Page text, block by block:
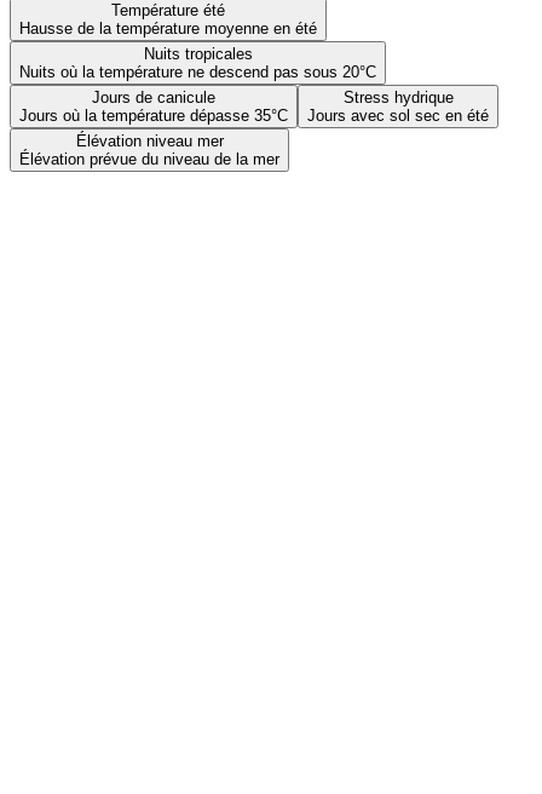
Température été
Hausse de la température moyenne en été
Nuits tropicales
Nuits où la température ne descend pas sous 20°C
Jours de canicule
Jours où la température dépasse 35°C
Stress hydrique
Jours avec sol sec en été
Élévation niveau mer
Élévation prévue du niveau de la mer